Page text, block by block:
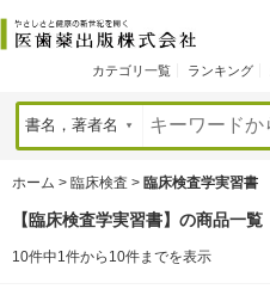
カテゴリ一覧 ランキング
ホーム > 臨床検査 > 臨床検査学実習書
【臨床検査学実習書】の商品一覧
10件中1件から10件までを表示